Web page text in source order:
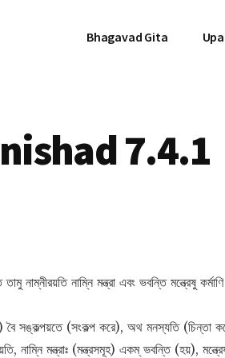
Bhagavad Gita
7.4.1
নাম্নীরয়তি নাম্নি মন্ত্রা এবং ভবন্তি মন্ত্রেষু
বৈ সঙ্কল্পয়তে (সংকল্প করে), অথ মনস্যতি (চিন্তা
নাম্নি মন্ত্রাঃ (মন্ত্রসমূহ) একম্ ভবন্তি (হয়),